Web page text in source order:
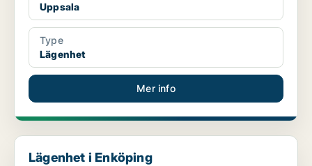
Uppsala
Type
Lägenhet
Mer info
Lägenhet i Enköping
Lägenhet i Enköping